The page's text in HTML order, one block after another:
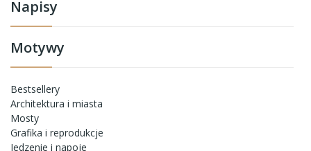
Napisy
Motywy
Bestsellery
Architektura i miasta
Mosty
Grafika i reprodukcje
Jedzenie i napoje